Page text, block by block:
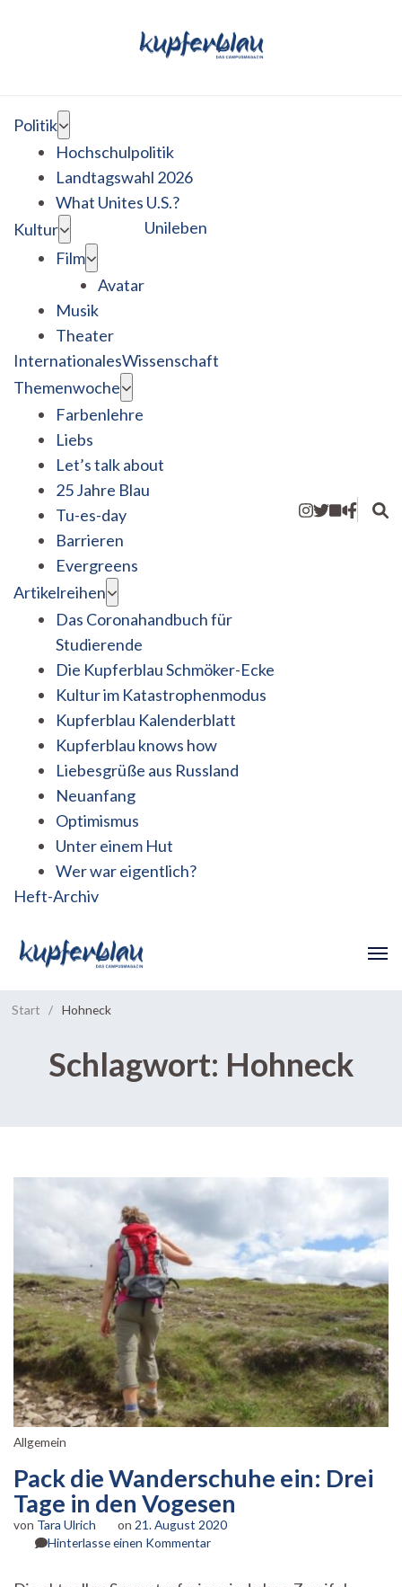
Politik
Hochschulpolitik
Landtagswahl 2026
What Unites U.S.?
Kultur
Film
Avatar
Musik
Theater
Unileben
InternationalesWissenschaft
Themenwoche
Farbenlehre
Liebs
Let’s talk about
25 Jahre Blau
Tu-es-day
Barrieren
Evergreens
Artikelreihen
Das Coronahandbuch für
Studierende
Die Kupferblau Schmöker-Ecke
Kultur im Katastrophenmodus
Kupferblau Kalenderblatt
Kupferblau knows how
Liebesgrüße aus Russland
Neuanfang
Optimismus
Unter einem Hut
Wer war eigentlich?
Heft-Archiv
Start / Hohneck
Schlagwort: Hohneck
Allgemein
Pack die Wanderschuhe ein: Drei
Tage in den Vogesen
von Tara Ulrich on 21. August 2020
Hinterlasse einen Kommentarzu